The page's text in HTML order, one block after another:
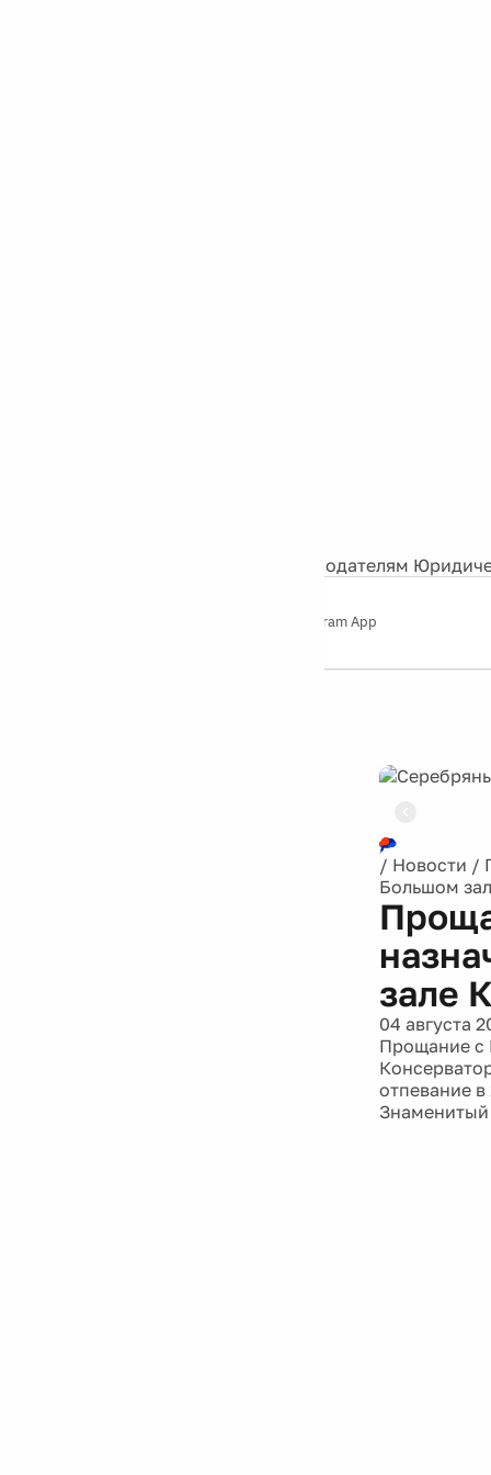
Рекламодателям
Telegram App
/ Новости /
Большом
зале
04 августа
Прощание с
отпевание
Знаменитый